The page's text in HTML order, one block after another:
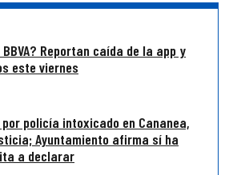
Reportan caída de la app y
este viernes
policía intoxicado en Cananea,
Ayuntamiento afirma sí ha
a declarar